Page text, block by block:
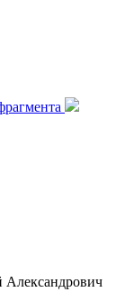
Александрович